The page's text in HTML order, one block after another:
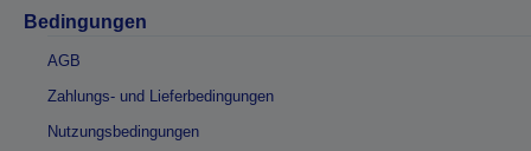
Bedingungen
AGB
Zahlungs- und Lieferbedingungen
Nutzungsbedingungen